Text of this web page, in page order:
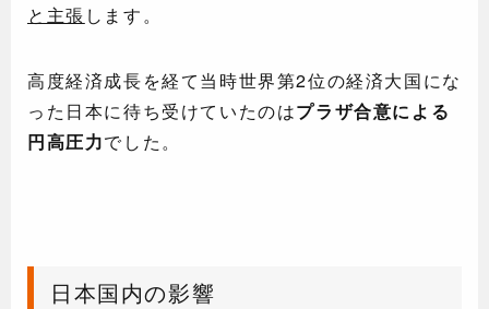
と主張 します。
高度経済成長を経て当時世界第2位の経済大国にな
った日本に待ち受けていたのはプラザ合意による
円高圧力でした。
日本国内の影響